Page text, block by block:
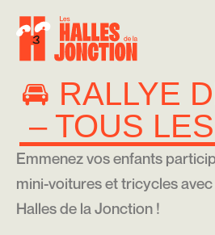
🚘 RALLYE
– TOUS
Emmenez vos enfants
mini-voitures et tricycles avec
Halles de la Jonction !